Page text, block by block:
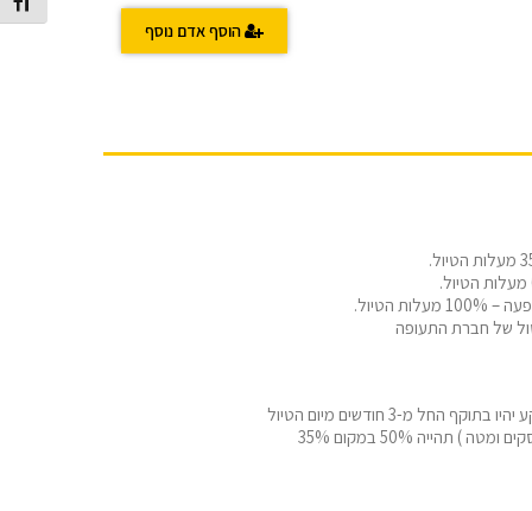
הוסף אדם נוסף
של חברת התעופה